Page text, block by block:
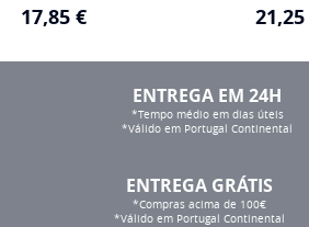
17,85 € 21,25
ENTREGA EM 24H
*Tempo médio em dias úteis
*Válido em Portugal Continental
ENTREGA GRÁTIS
*Compras acima de 100€
*Válido em Portugal Continental